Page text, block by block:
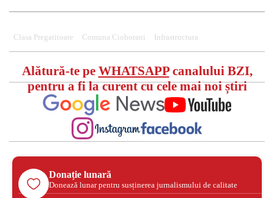
Clasa Pregatitoare Comuna Ciohorani Infrastructura
Alătură-te pe WHATSAPPcanalului BZI,
pentru a fi la curent cu cele mai noi știri
Donație lunară
Donează lunar pentru susținerea jurnalismului de calitate